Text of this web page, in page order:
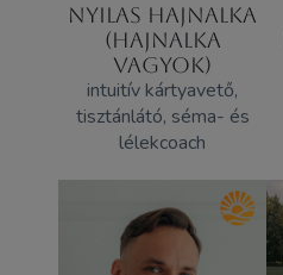
NYILAS HAJNALKA
(HAJNALKA
VAGYOK)
intuitív kártyavető,
tisztánlátó, séma- és
lélekcoach